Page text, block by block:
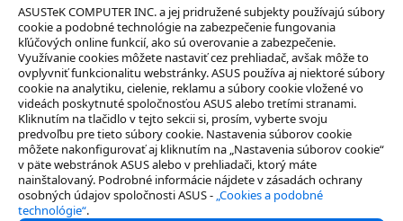
ASUSTeK COMPUTER INC. a jej pridružené subjekty používajú súbory
cookie a podobné technológie na zabezpečenie fungovania
kľúčových online funkcií, ako sú overovanie a zabezpečenie.
Využívanie cookies môžete nastaviť cez prehliadač, avšak môže to
ovplyvniť funkcionalitu webstránky. ASUS používa aj niektoré súbory
cookie na analytiku, cielenie, reklamu a súbory cookie vložené vo
videách poskytnuté spoločnosťou ASUS alebo tretími stranami.
Kliknutím na tlačidlo v tejto sekcii si, prosím, vyberte svoju
predvoľbu pre tieto súbory cookie. Nastavenia súborov cookie
môžete nakonfigurovať aj kliknutím na „Nastavenia súborov cookie“
v päte webstránok ASUS alebo v prehliadači, ktorý máte
nainštalovaný. Podrobné informácie nájdete v zásadách ochrany
osobných údajov spoločnosti ASUS - „Cookies a podobné
technológie“.